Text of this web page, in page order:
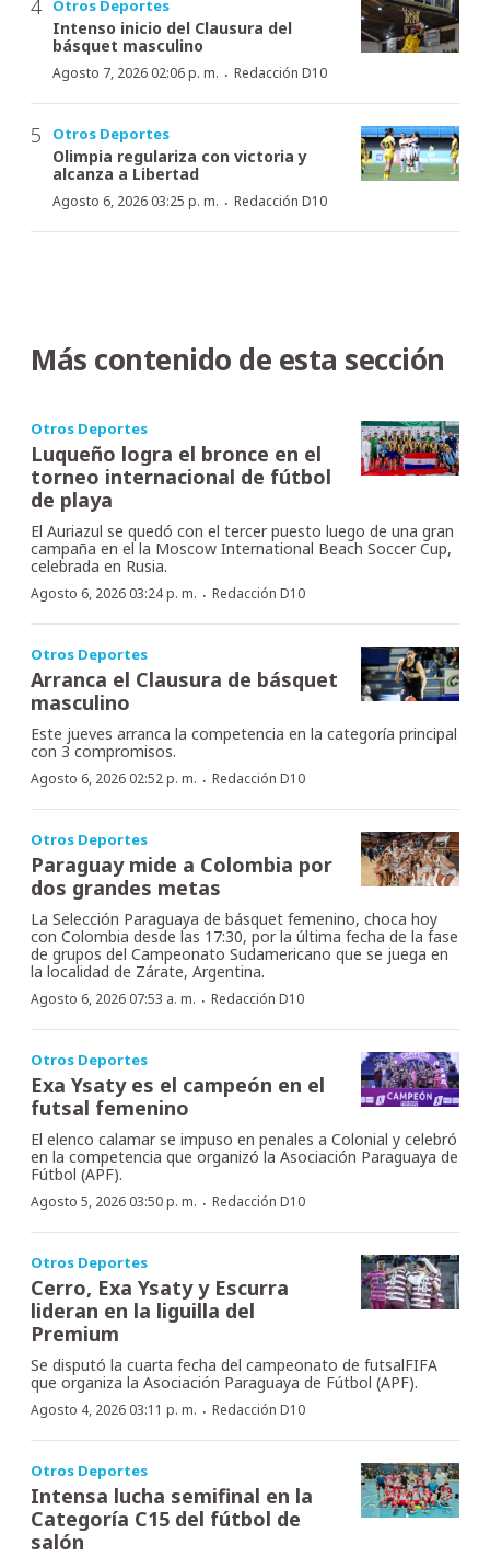
Otros Deportes
Intenso inicio del Clausura del
básquet masculino
Agosto 7, 2026 02:06 p. m. · Redacción D10
Otros Deportes
Olimpia regulariza con victoria y
alcanza a Libertad
Agosto 6, 2026 03:25 p. m. · Redacción D10
Más contenido de esta sección
Otros Deportes
Luqueño logra el bronce en el
torneo internacional de fútbol
de playa
El Auriazul se quedó con el tercer puesto luego de una gran
campaña en el la Moscow International Beach Soccer Cup,
celebrada en Rusia.
Agosto 6, 2026 03:24 p. m. · Redacción D10
Otros Deportes
Arranca el Clausura de básquet
masculino
Este jueves arranca la competencia en la categoría principal
con 3 compromisos.
Agosto 6, 2026 02:52 p. m. · Redacción D10
Otros Deportes
Paraguay mide a Colombia por
dos grandes metas
La Selección Paraguaya de básquet femenino, choca hoy
con Colombia desde las 17:30, por la última fecha de la fase
de grupos del Campeonato Sudamericano que se juega en
la localidad de Zárate, Argentina.
Agosto 6, 2026 07:53 a. m. · Redacción D10
Otros Deportes
Exa Ysaty es el campeón en el
futsal femenino
El elenco calamar se impuso en penales a Colonial y celebró
en la competencia que organizó la Asociación Paraguaya de
Fútbol (APF).
Agosto 5, 2026 03:50 p. m. · Redacción D10
Otros Deportes
Cerro, Exa Ysaty y Escurra
lideran en la liguilla del
Premium
Se disputó la cuarta fecha del campeonato de futsalFIFA
que organiza la Asociación Paraguaya de Fútbol (APF).
Agosto 4, 2026 03:11 p. m. · Redacción D10
Otros Deportes
Intensa lucha semifinal en la
Categoría C15 del fútbol de
salón